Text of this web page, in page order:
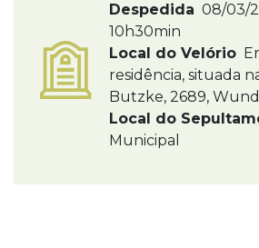
Despedida 08/03/
10h30min
Local do Velório
residência, situada
Butzke, 2689,
Local do
Municipal